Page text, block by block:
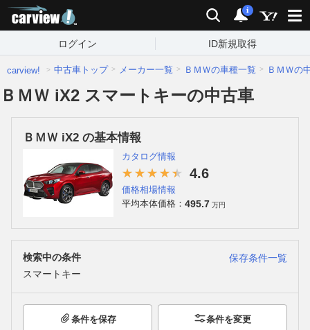
検索 通知
i
ログイン ID新規取得
carview! 中古車トップ メーカー一覧 ＢＭＷの車種一覧 ＢＭＷの
ＢＭＷ iX2 スマートキーの中古車
ＢＭＷ iX2 の基本情報
カタログ情報
4.6
価格相場情報
平均本体価格： 495.7 万円
検索中の条件
保存条件一覧
スマートキー
条件を保存 条件を変更